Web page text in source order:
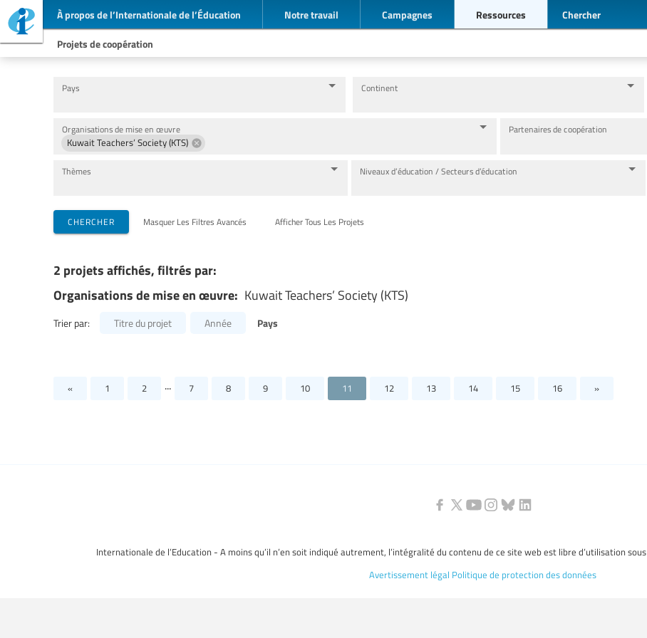
À propos de l’Internationale de l’Éducation Notre travail Campagnes Ressources Chercher
Projets de coopération
Pays Continent
Organisations de mise en œuvre
Kuwait Teachers’ Society (KTS)
Partenaires de coopération
Thèmes Niveaux d’éducation / Secteurs d’éducation
CHERCHER Masquer Les Filtres Avancés Afficher Tous Les Projets
2 projets affichés, filtrés par:
Organisations de mise en œuvre: Kuwait Teachers’ Society (KTS)
Trier par: Titre du projet Année Pays
« 1 2 ... 7 8 9 10 11 12 13 14 15 16 »
Internationale de l’Education - A moins qu’il n’en soit indiqué autrement, l’intégralité du contenu de ce site web est libre d’utilisation sous
Avertissement légal Politique de protection des données